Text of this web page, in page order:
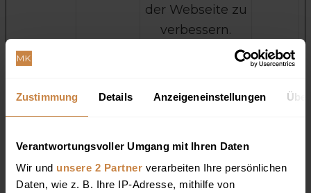
Zustimmung Details Anzeigeneinstellungen
Verantwortungsvoller Umgang mit Ihren Daten
Wir und unsere 2 Partner verarbeiten Ihre persönlichen
Daten, wie z. B. Ihre IP-Adresse, mithilfe von
der Webseite zu
verbessern.
ct_timez
com
Wird verwendet,
erkennen und
Bestä
rc::a Google
Dieser Cookie